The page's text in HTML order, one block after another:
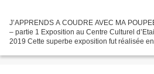
J’APPRENDS A COUDRE AVEC MA
– partie 1 Exposition au Centre Culturel
2019 Cette superbe exposition fut réalisée